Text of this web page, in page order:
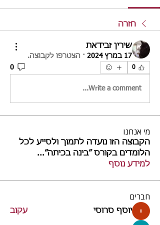
חזרה
שירין זבידאת
17 במרץ 2024 · הצטרפו לקבוצה.
0
0
Write a comment...
מי אנחנו
הקבוצה הזו נועדה לתמוך ולסייע לכל
הלומדים בקורס ״בינה בכיתה״...
למידע נוסף
חברים
יוסף סרוסי עקוב